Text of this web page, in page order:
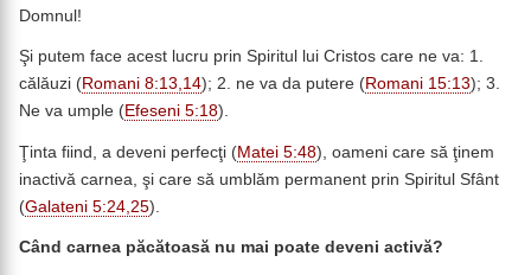
Domnul!
Şi putem face acest lucru prin Spiritul lui Cristos care ne va: 1.
călăuzi (Romani 8:13,14); 2. ne va da putere (Romani 15:13); 3.
Ne va umple (Efeseni 5:18).
Ţinta fiind, a deveni perfecţi (Matei 5:48), oameni care să ţinem
inactivă carnea, şi care să umblăm permanent prin Spiritul Sfânt
(Galateni 5:24,25).
Când carnea păcătoasă nu mai poate deveni activă?